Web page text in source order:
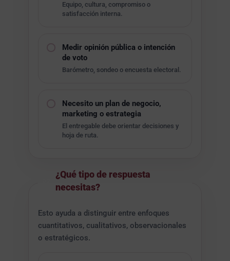
Equipo, cultura, compromiso o
satisfacción interna.
Medir opinión pública o intención
de voto
Barómetro, sondeo o encuesta electoral.
Necesito un plan de negocio,
marketing o estrategia
El entregable debe orientar decisiones y
hoja de ruta.
¿Qué tipo de respuesta
necesitas?
Esto ayuda a distinguir entre enfoques
cuantitativos, cualitativos, observacionales
o estratégicos.